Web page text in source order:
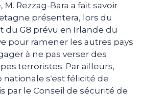
Rezzag-Bara a fait savoir
présentera, lors du
du G8 prévu en Irlande du
pour ramener les autres pays
à ne pas verser des
terroristes. Par ailleurs,
nationale s'est félicité de
par le Conseil de sécurité de